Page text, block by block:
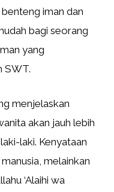
iman dan
bagi seorang
yang
SWT.
menjelaskan
akan jauh lebih
laki. Kenyataan
melainkan
‘Alaihi wa